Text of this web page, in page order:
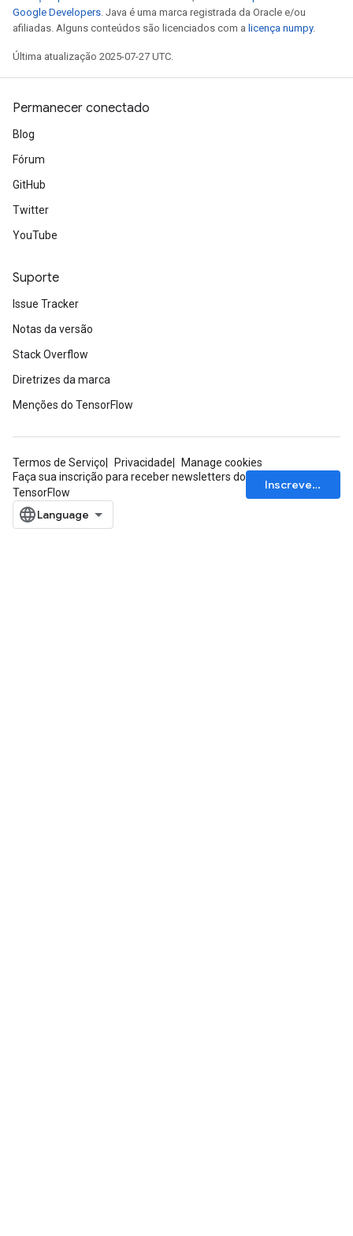
Google Developers. Java é uma marca registrada da Oracle e/ou
afiliadas. Alguns conteúdos são licenciados com a licença numpy.
Última atualização 2025-07-27 UTC.
Permanecer conectado
Blog
Fórum
GitHub
Twitter
YouTube
Suporte
Issue Tracker
Notas da versão
Stack Overflow
Diretrizes da marca
Menções do TensorFlow
Termos de Serviço Privacidade
Manage cookies
Faça sua inscrição para receber newsletters do
TensorFlow
Inscrever-se